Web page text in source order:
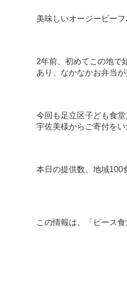
美味しいオージービー
2年前、初めてこの地で
あり、なかなかお弁当
今回も足立区子ども食
宇佐美様からご寄付を
本日の提供数、地域100
この情報は、「 ピース食